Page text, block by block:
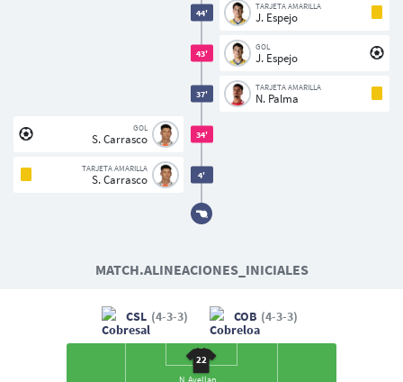
4'
TARJETA AMARILLA
S. Carrasco
34'
GOL
S. Carrasco
37'
TARJETA AMARILLA
N. Palma
43'
GOL
J. Espejo
44'
TARJETA AMARILLA
J. Espejo
MATCH.ALINEACIONES_INICIALES
CSL (4-3-3) COB (4-3-3)
22